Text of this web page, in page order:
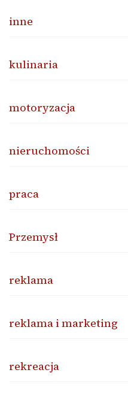
inne
kulinaria
motoryzacja
nieruchomości
praca
Przemysł
reklama
reklama i marketing
rekreacja